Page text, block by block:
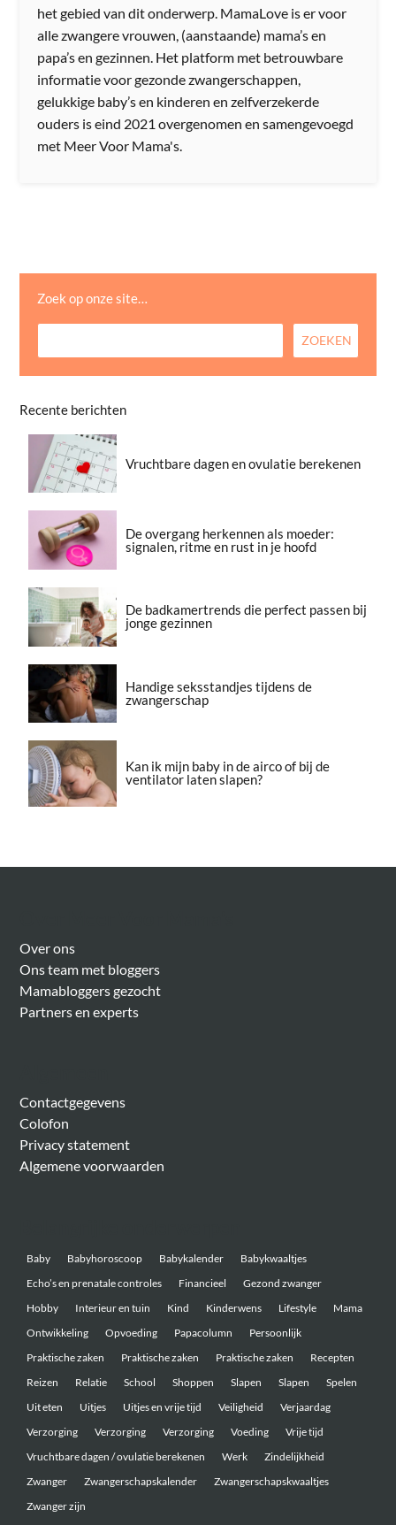
het gebied van dit onderwerp. MamaLove is er voor
alle zwangere vrouwen, (aanstaande) mama’s en
papa’s en gezinnen. Het platform met betrouwbare
informatie voor gezonde zwangerschappen,
gelukkige baby’s en kinderen en zelfverzekerde
ouders is eind 2021 overgenomen en samengevoegd
met Meer Voor Mama's.
Zoek op onze site…
Recente berichten
Vruchtbare dagen en ovulatie berekenen
De overgang herkennen als moeder:
signalen, ritme en rust in je hoofd
De badkamertrends die perfect passen bij
jonge gezinnen
Handige seksstandjes tijdens de
zwangerschap
Kan ik mijn baby in de airco of bij de
ventilator laten slapen?
Over ons
Ons team met bloggers
Mamabloggers gezocht
Partners en experts
Contactgegevens
Colofon
Privacy statement
Algemene voorwaarden
Baby Babyhoroscoop Babykalender
Babykwaaltjes
Echo’s en prenatale controles
Financieel
Gezond zwanger
Hobby
Interieur en tuin Kind Kinderwens Lifestyle
Mama
Ontwikkeling
Opvoeding Papacolumn
Persoonlijk
Praktische zaken
Praktische zaken Praktische zaken
Recepten
Reizen
Relatie School Shoppen Slapen Slapen
Spelen
Uit eten
Uitjes Uitjes en vrije tijd Veiligheid
Verjaardag
Verzorging
Verzorging Verzorging Voeding
Vrije tijd
Vruchtbare dagen / ovulatie berekenen
Werk
Zindelijkheid
Zwanger
Zwangerschapskalender
Zwangerschapskwaaltjes
Zwanger zijn